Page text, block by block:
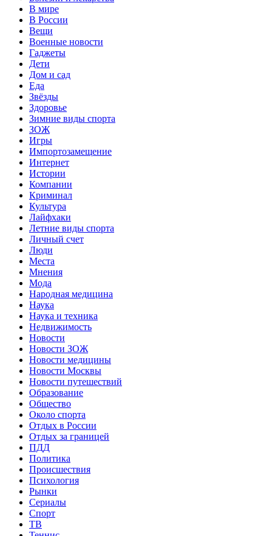
В мире
В России
Вещи
Военные новости
Гаджеты
Дети
Дом и сад
Еда
Звёзды
Здоровье
Зимние виды спорта
ЗОЖ
Игры
Импортозамещение
Интернет
Истории
Компании
Криминал
Культура
Лайфхаки
Летние виды спорта
Личный счет
Люди
Места
Мнения
Мода
Народная медицина
Наука
Наука и техника
Недвижимость
Новости
Новости ЗОЖ
Новости медицины
Новости Москвы
Новости путешествий
Образование
Общество
Около спорта
Отдых в России
Отдых за границей
ПДД
Политика
Происшествия
Психология
Рынки
Сериалы
Спорт
ТВ